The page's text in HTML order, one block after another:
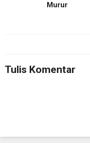
Murur
Tulis Komentar